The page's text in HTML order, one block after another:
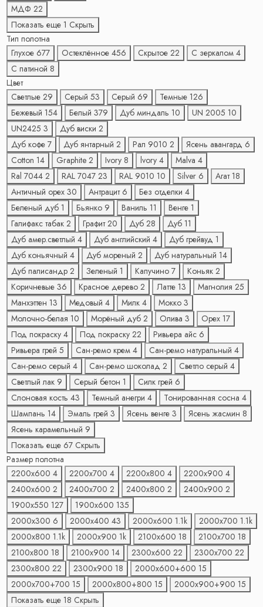
МДФ 22
Показать еще 1 Скрыть
Тип полотна
Глухое 677 Остеклённое 456 Скрытое 22 С зеркалом 4
С патиной 8
Цвет
Светлые 29 Серый 53 Серый 69 Темные 126
Бежевый 154 Белый 379 Дуб миндаль 10 UN 2005 10
UN2425 3 Дуб виски 2
Дуб кофе 7 Дуб янтарный 2 Рал 9010 2 Ясень авангард 6
Cotton 14 Graphite 2 Ivory 8 lvory 4 Malva 4
Ral 7044 2 RAL 7047 23 RAL 9010 10 Silver 6 Агат 18
Античный орех 30 Антрацит 6 Без отделки 4
Беленый дуб 1 Бьянко 9 Ваниль 11 Венге 1
Галифакс табак 2 Графит 20 Дуб 28 Дуб 11
Дуб амер.светлый 4 Дуб английский 4 Дуб грейвуд 1
Дуб коньячный 4 Дуб мореный 2 Дуб натуральный 14
Дуб палисандр 2 Зеленый 1 Капучино 7 Коньяк 2
Коричневые 36 Красное дерево 2 Латте 13 Магнолия 25
Манхэттен 13 Медовый 4 Милк 4 Мокко 3
Молочно-белая 10 Морёный дуб 2 Олива 3 Орех 17
Под покраску 4 Под покраску 22 Ривьера айс 6
Ривьера грей 5 Сан-ремо крем 4 Сан-ремо натуральный 4
Сан-ремо серый 4 Сан-ремо шоколад 2 Светло серый 4
Светлый лак 9 Серый бетон 1 Силк грей 6
Слоновая кость 43 Темный анегри 4 Тонированная сосна 4
Шампань 14 Эмаль грей 3 Ясень венге 3 Ясень жасмин 8
Ясень карамельный 9
Показать еще 67 Скрыть
Размер полотна
2200х600 4 2200х700 4 2200х800 4 2200х900 4
2400х600 2 2400х700 2 2400х800 2 2400х900 2
1900х550 127 1900х600 135
2000х300 6 2000х400 43 2000х600 1.1k 2000х700 1.1k
2000х800 1.1k 2000х900 1k 2100х600 18 2100х700 18
2100х800 18 2100х900 14 2300х600 22 2300х700 22
2300х800 22 2300х900 18 2000х600+600 15
2000х700+700 15 2000х800+800 15 2000х900+900 15
Показать еще 18 Скрыть